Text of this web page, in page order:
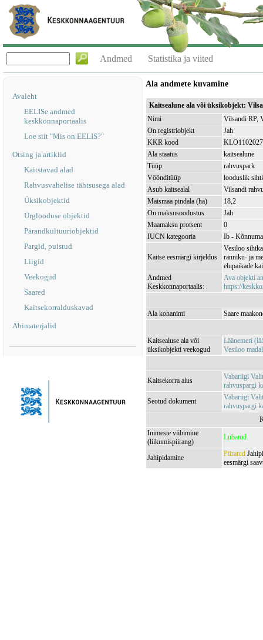
Andmed Statistika ja viited
Avaleht
EELISe andmed
keskkonnaportaalis
Loe siit "Mis on EELIS?"
Otsing ja artiklid
Kaitstavad alad
Rahvusvahelise tähtsusega alad
Üksikobjektid
Ürglooduse objektid
Pärandkultuuriobjektid
Pargid, puistud
Liigid
Veekogud
Saared
Kaitsekorralduskavad
Abimaterjalid
Ala andmete kuvamine
Kaitsealune ala või üksikobjekt:
Nimi
Vilsandi RP,
On registriobjekt
Jah
KKR kood
KLO1102027
Ala staatus
kaitsealune
Tüüp
rahvuspark
Vöönditüüp
looduslik
Asub kaitsealal
Vilsandi
Maismaa pindala (ha)
18,2
On maksusoodustus
Jah
Maamaksu protsent
0
IUCN kategooria
Ib -
Kaitse eesmärgi kirjeldus
Vesiloo
ranniku- ja
elupaikade
Andmed
Keskkonnaportaalis:
Ava objekti
https://
Ala kohanimi Saare
Kaitsealuse ala või
üksikobjekti veekogud
Läänemeri
Vesiloo
Kaitsekorra alus
Vabariigi
rahvuspargi
Seotud dokument
Vabariigi
rahvuspargi
Inimeste viibimine
(liikumispiirang)
Lubatud
Jahipidamine Piiratud
eesmärgi